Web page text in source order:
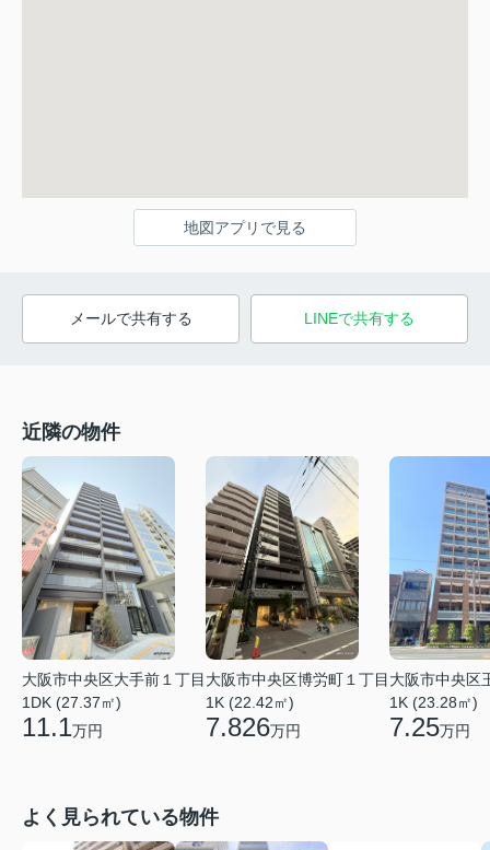
地図アプリで見る
メールで共有する LINEで共有する
近隣の物件
大阪市中央区大手前１丁目
1DK (27.37㎡)
11.1万円
大阪市中央区博労町１丁目
1K (22.42㎡)
7.826万円
大阪市中央区
1K (23.28㎡)
7.25万円
よく見られている物件